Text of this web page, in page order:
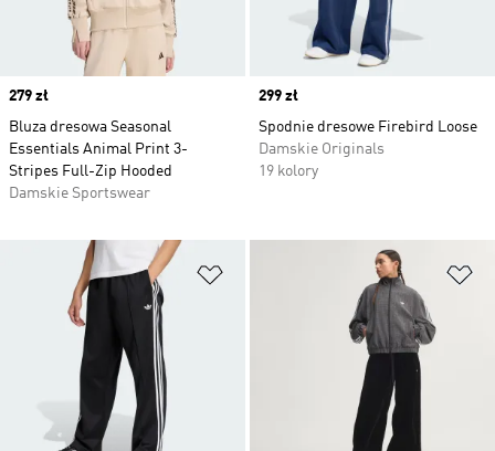
Price
279 zł
Bluza dresowa Seasonal
Essentials Animal Print 3-
Stripes Full-Zip Hooded
Damskie Sportswear
Price
299 zł
Spodnie dresowe Firebird Loose
Damskie Originals
19 kolory
Dodaj do listy życzeń